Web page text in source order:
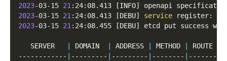
2023-03-15 21 :24:08.413 [INFO]
openapi
2023-03-15 21 :24:08.413 [DEBU] service register:
2023-03-15 21 :24:08.455 [DEBU] etcd put success
   SERVER
DOMAIN ADDRESS METHOD ROUTE
------------
--------- --------- -------- -------